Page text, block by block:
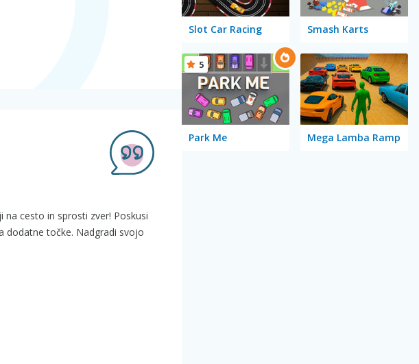
na cesto in sprosti zver! Poskusi
dodatne točke. Nadgradi svojo
Slot Car Racing Smash Karts
Park Me
5
Mega Lamba Ramp